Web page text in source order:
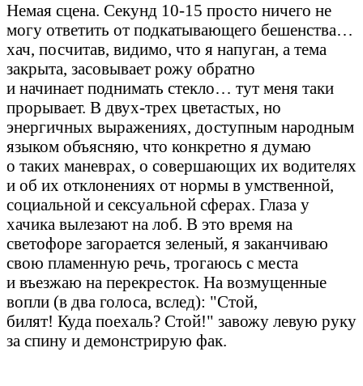
Немая сцена. Секунд 10-15 просто ничего не
могу ответить от подкатывающего бешенства…
хач, посчитав, видимо, что я напуган, а тема
закрыта, засовывает рожу обратно
и начинает поднимать стекло… тут меня таки
прорывает. В двух-трех цветастых, но
энергичных выражениях, доступным народным
языком объясняю, что конкретно я думаю
о таких маневрах, о совершающих их водителях
и об их отклонениях от нормы в умственной,
социальной и сексуальной сферах. Глаза у
хачика вылезают на лоб. В это время на
светофоре загорается зеленый, я заканчиваю
свою пламенную речь, трогаюсь с места
и въезжаю на перекресток. На возмущенные
вопли (в два голоса, вслед): "Стой,
билят! Куда поехаль? Стой!" завожу левую руку
за спину и демонстрирую фак.